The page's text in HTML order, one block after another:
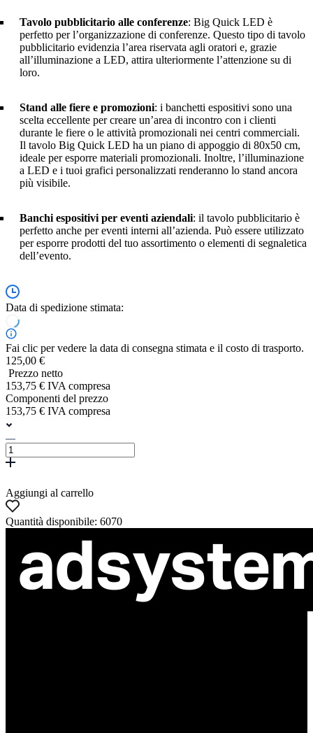
Tavolo pubblicitario alle conferenze: Big Quick LED è
perfetto per l’organizzazione di conferenze. Questo tipo di tavolo
pubblicitario evidenzia l’area riservata agli oratori e, grazie
all’illuminazione a LED, attira ulteriormente l’attenzione su di
loro.
Stand alle fiere e promozioni: i banchetti espositivi sono una
scelta eccellente per creare un’area di incontro con i clienti
durante le fiere o le attività promozionali nei centri commerciali.
Il tavolo Big Quick LED ha un piano di appoggio di 80x50 cm,
ideale per esporre materiali promozionali. Inoltre, l’illuminazione
a LED e i tuoi grafici personalizzati renderanno lo stand ancora
più visibile.
Banchi espositivi per eventi aziendali: il tavolo pubblicitario è
perfetto anche per eventi interni all’azienda. Può essere utilizzato
per esporre prodotti del tuo assortimento o elementi di segnaletica
dell’evento.
Data di spedizione stimata:
Fai clic per vedere la data di consegna stimata e il costo di trasporto.
125,00 €
Prezzo netto
153,75 € IVA compresa
Componenti del prezzo
153,75 € IVA compresa
Aggiungi al carrello
Quantità disponibile: 6070